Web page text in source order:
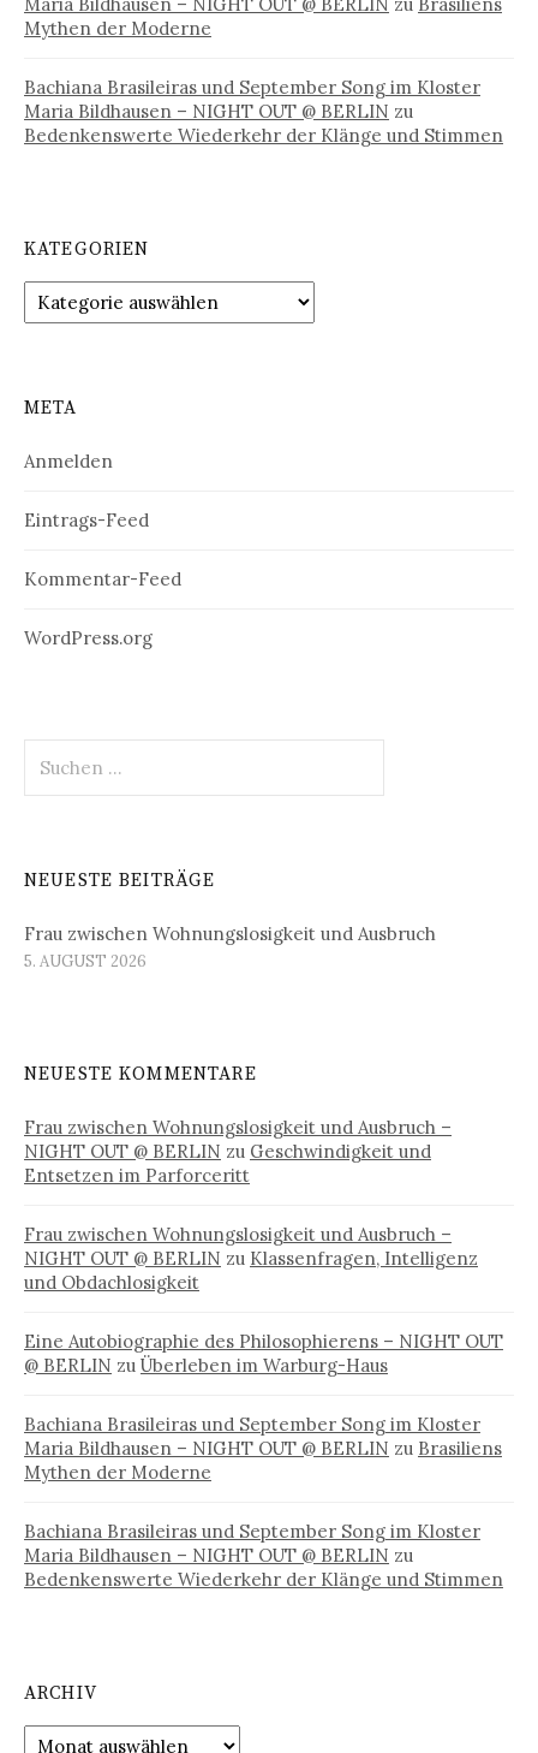
Mythen der Moderne
Bachiana Brasileiras und September Song im Kloster
Maria Bildhausen – NIGHT OUT @ BERLIN zu
Bedenkenswerte Wiederkehr der Klänge und Stimmen
KATEGORIEN
Kategorien
META
Anmelden
Eintrags-Feed
Kommentar-Feed
WordPress.org
nach:
NEUESTE BEITRÄGE
Frau zwischen Wohnungslosigkeit und Ausbruch
5. AUGUST 2026
NEUESTE KOMMENTARE
Frau zwischen Wohnungslosigkeit und Ausbruch –
NIGHT OUT @ BERLIN zu Geschwindigkeit und
Entsetzen im Parforceritt
Frau zwischen Wohnungslosigkeit und Ausbruch –
NIGHT OUT @ BERLIN zu Klassenfragen, Intelligenz
und Obdachlosigkeit
Eine Autobiographie des Philosophierens – NIGHT OUT
@ BERLIN zu Überleben im Warburg-Haus
Bachiana Brasileiras und September Song im Kloster
Maria Bildhausen – NIGHT OUT @ BERLIN zu Brasiliens
Mythen der Moderne
Bachiana Brasileiras und September Song im Kloster
Maria Bildhausen – NIGHT OUT @ BERLIN zu
Bedenkenswerte Wiederkehr der Klänge und Stimmen
ARCHIV
Archiv